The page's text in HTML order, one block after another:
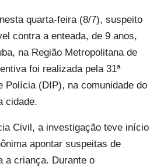
quarta-feira (8/7), suspeito
contra a enteada, de 9 anos,
na Região Metropolitana de
foi realizada pela 31ª
Polícia (DIP), na comunidade do
cidade.
Civil, a investigação teve início
apontar suspeitas de
a criança. Durante o